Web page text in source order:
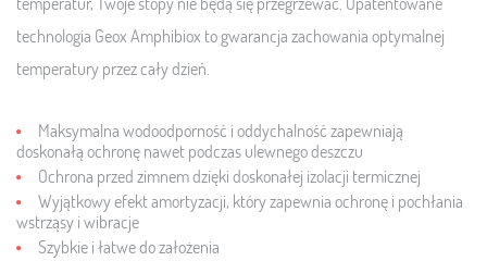
technologia Geox Amphibiox to gwarancja zachowania optymalnej
temperatury przez cały dzień.
Maksymalna wodoodporność i oddychalność zapewniają
doskonałą ochronę nawet podczas ulewnego deszczu
Ochrona przed zimnem dzięki doskonałej izolacji termicznej
Wyjątkowy efekt amortyzacji, który zapewnia ochronę i pochłania
wstrząsy i wibracje
Szybkie i łatwe do założenia